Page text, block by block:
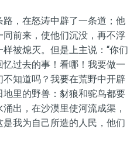
，在怒涛中辟了一条道；他
前来，使他们沉没，再不浮
被熄灭。但是上主说：“你们
过去的事！看哪！我要做一
知道吗？我要在荒野中开辟
里的野兽：豺狼和驼鸟都要
出，在沙漠里使河流成渠，
是我为自己所造的人民，他们